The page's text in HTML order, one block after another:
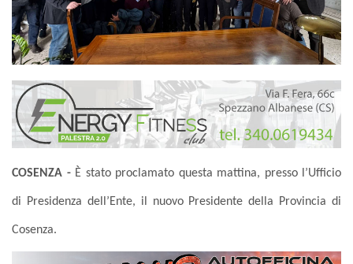
COSENZA - È stato proclamato questa mattina, presso l’Ufficio
di Presidenza dell’Ente, il nuovo Presidente della Provincia di
Cosenza.